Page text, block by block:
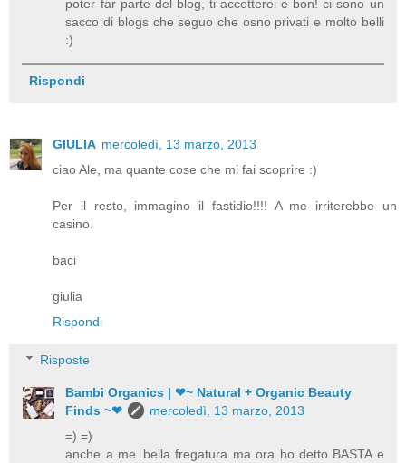
poter far parte del blog, ti accetterei e bon! ci sono un
sacco di blogs che seguo che osno privati e molto belli
:)
Rispondi
GIULIA mercoledì, 13 marzo, 2013
ciao Ale, ma quante cose che mi fai scoprire :)
Per il resto, immagino il fastidio!!!! A me irriterebbe un
casino.
baci
giulia
Rispondi
Risposte
Bambi Organics | ❤~ Natural + Organic Beauty
Finds ~❤
mercoledì, 13 marzo, 2013
=) =)
anche a me..bella fregatura ma ora ho detto BASTA e